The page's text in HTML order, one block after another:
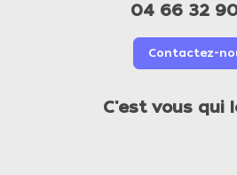
04 66 32
Contactez-
C'est vous qui